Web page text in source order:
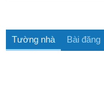
Tường nhà Bài đăng